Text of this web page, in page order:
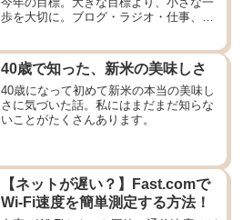
歩を大切に。ブログ・ラジオ・仕事、等
40歳で知った、新米の美味しさ
40歳になって初めて新米の本当の美味し
さに気づいた話。私にはまだまだ知らな
いことがたくさんあります。
【ネットが遅い？】Fast.comで
Wi-Fi速度を簡単測定する方法！